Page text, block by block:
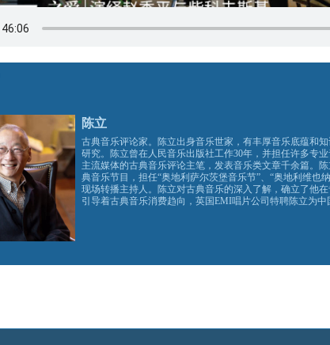
陈立
古典音乐评论家。陈立出身音乐世家，有丰厚音乐底蕴和
研究。陈立曾在人民音乐出版社工作30年，并担任许多专
主流媒体的古典音乐评论主笔，发表音乐类文章千余篇。
典音乐节目，担任“奥地利萨尔茨堡音乐节”、“奥地利维也
现场转播主持人。陈立对古典音乐的深入了解，确立了他
引导着古典音乐消费趋向，英国EMI唱片公司特聘陈立为中